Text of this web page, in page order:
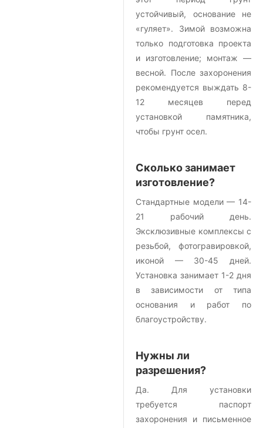
устойчивый, основание не
«гуляет». Зимой возможна
только подготовка проекта
и изготовление; монтаж —
весной. После захоронения
рекомендуется выждать 8-
12 месяцев перед
установкой памятника,
чтобы грунт осел.
Сколько занимает
изготовление?
Стандартные модели — 14-
21 рабочий день.
Эксклюзивные комплексы с
резьбой, фотогравировкой,
иконой — 30-45 дней.
Установка занимает 1-2 дня
в зависимости от типа
основания и работ по
благоустройству.
Нужны ли
разрешения?
Да. Для установки
требуется паспорт
захоронения и письменное